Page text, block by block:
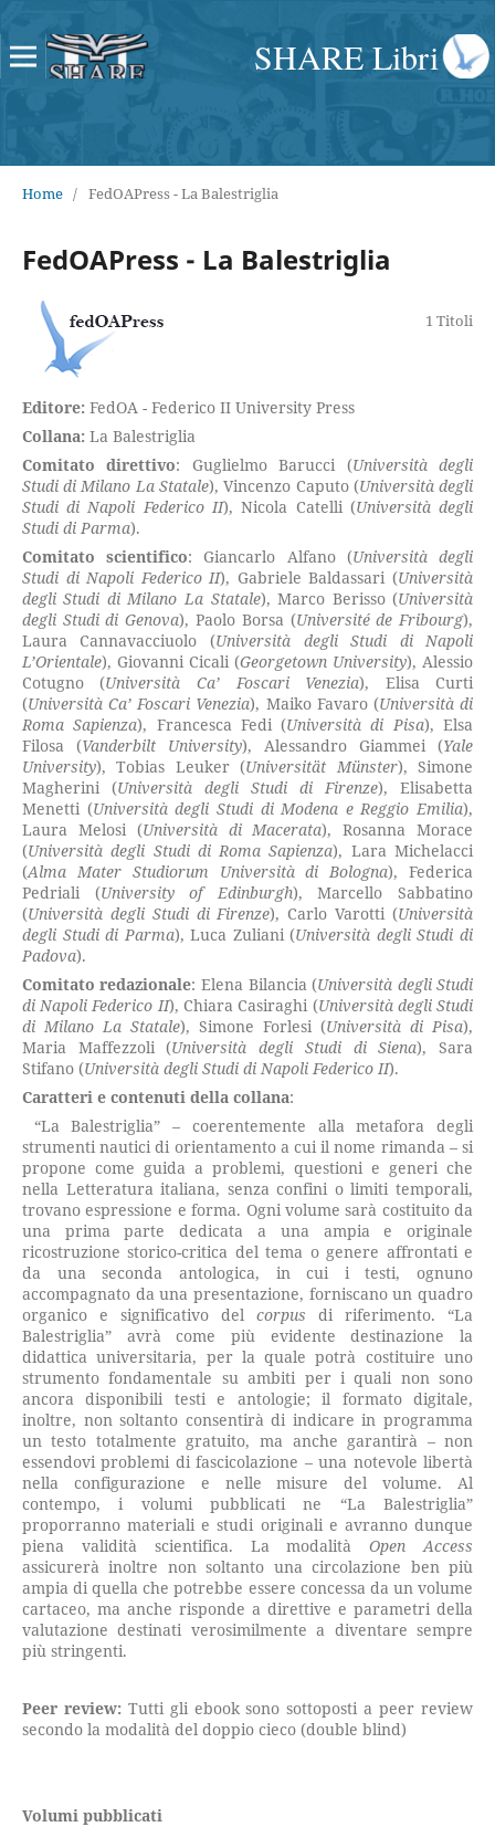
SHARE Libri
Home / FedOAPress - La Balestriglia
FedOAPress - La Balestriglia
1 Titoli
Editore: FedOA - Federico II University Press
Collana: La Balestriglia
Comitato direttivo: Guglielmo Barucci (Università degli
Studi di Milano La Statale), Vincenzo Caputo (Università degli
Studi di Napoli Federico II), Nicola Catelli (Università degli
Studi di Parma).
Comitato scientifico: Giancarlo Alfano (Università degli
Studi di Napoli Federico II), Gabriele Baldassari (Università
degli Studi di Milano La Statale), Marco Berisso (Università
degli Studi di Genova), Paolo Borsa (Université de Fribourg),
Laura Cannavacciuolo (Università degli Studi di Napoli
L’Orientale), Giovanni Cicali (Georgetown University), Alessio
Cotugno (Università Ca’ Foscari Venezia), Elisa Curti
(Università Ca’ Foscari Venezia), Maiko Favaro (Università di
Roma Sapienza), Francesca Fedi (Università di Pisa), Elsa
Filosa (Vanderbilt University), Alessandro Giammei (Yale
University), Tobias Leuker (Universität Münster), Simone
Magherini (Università degli Studi di Firenze), Elisabetta
Menetti (Università degli Studi di Modena e Reggio Emilia),
Laura Melosi (Università di Macerata), Rosanna Morace
(Università degli Studi di Roma Sapienza), Lara Michelacci
(Alma Mater Studiorum Università di Bologna), Federica
Pedriali (University of Edinburgh), Marcello Sabbatino
(Università degli Studi di Firenze), Carlo Varotti (Università
degli Studi di Parma), Luca Zuliani (Università degli Studi di
Padova).
Comitato redazionale: Elena Bilancia (Università degli Studi
di Napoli Federico II), Chiara Casiraghi (Università degli Studi
di Milano La Statale), Simone Forlesi (Università di Pisa),
Maria Maffezzoli (Università degli Studi di Siena), Sara
Stifano (Università degli Studi di Napoli Federico II).
Caratteri e contenuti della collana:
“La Balestriglia” – coerentemente alla metafora degli
strumenti nautici di orientamento a cui il nome rimanda – si
propone come guida a problemi, questioni e generi che
nella Letteratura italiana, senza confini o limiti temporali,
trovano espressione e forma. Ogni volume sarà costituito da
una prima parte dedicata a una ampia e originale
ricostruzione storico-critica del tema o genere affrontati e
da una seconda antologica, in cui i testi, ognuno
accompagnato da una presentazione, forniscano un quadro
organico e significativo delcorpusdi riferimento. “La
Balestriglia” avrà come più evidente destinazione la
didattica universitaria, per la quale potrà costituire uno
strumento fondamentale su ambiti per i quali non sono
ancora disponibili testi e antologie; il formato digitale,
inoltre, non soltanto consentirà di indicare in programma
un testo totalmente gratuito, ma anche garantirà – non
essendovi problemi di fascicolazione – una notevole libertà
nella configurazione e nelle misure del volume. Al
contempo, i volumi pubblicati ne “La Balestriglia”
proporranno materiali e studi originali e avranno dunque
piena validità scientifica. La modalitàOpen Access
assicurerà inoltre non soltanto una circolazione ben più
ampia di quella che potrebbe essere concessa da un volume
cartaceo, ma anche risponde a direttive e parametri della
valutazione destinati verosimilmente a diventare sempre
più stringenti.
Peer review: Tutti gli ebook sono sottoposti a peer review
secondo la modalità del doppio cieco (double blind)
Volumi pubblicati